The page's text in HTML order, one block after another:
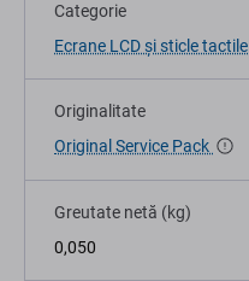
Categorie
Ecrane LCD și sticle tactile
Originalitate
Original Service Pack
Greutate netă (kg)
0,050